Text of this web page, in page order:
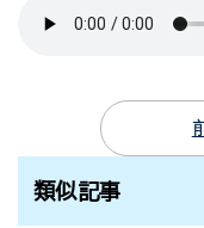
類似記事